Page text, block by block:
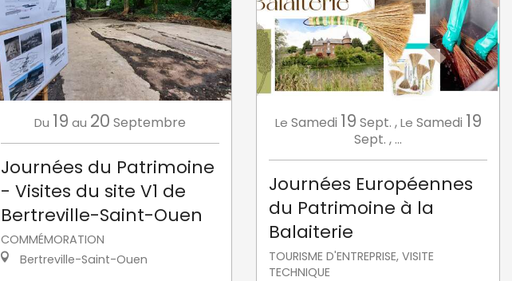
Du 19 au 20 Septembre
Journées du Patrimoine
- Visites du site V1 de
Bertreville-Saint-Ouen
COMMÉMORATION
Bertreville-Saint-Ouen
Le Samedi 19 Sept. ,Le Samedi 19
Sept. , ...
Journées Européennes
du Patrimoine à la
Balaiterie
TOURISME D'ENTREPRISE, VISITE
TECHNIQUE